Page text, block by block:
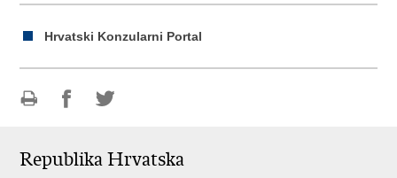
Hrvatski Konzularni Portal
Facebooku
Twitteru
Republika Hrvatska